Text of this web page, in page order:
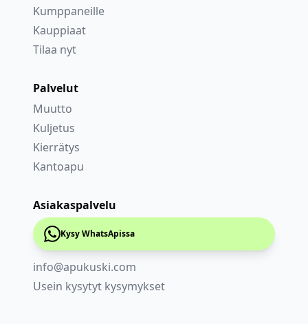
Kumppaneille
Kauppiaat
Tilaa nyt
Palvelut
Muutto
Kuljetus
Kierrätys
Kantoapu
Asiakaspalvelu
Kysy WhatsApissa
info@apukuski.com
Usein kysytyt kysymykset